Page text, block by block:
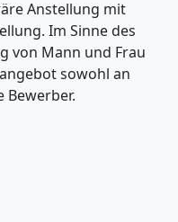
Anstellung mit
Im Sinne des
von Mann und Frau
sowohl an
Bewerber.